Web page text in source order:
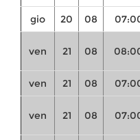
gio 20 08
ven 21 08
ven 21 08
ven 21 08